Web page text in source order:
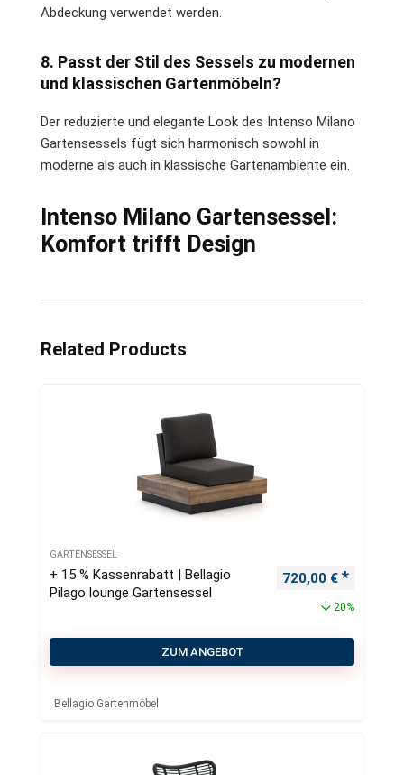
Abdeckung verwendet werden.
8. Passt der Stil des Sessels zu modernen
und klassischen Gartenmöbeln?
Der reduzierte und elegante Look des Intenso Milano
Gartensessels fügt sich harmonisch sowohl in
moderne als auch in klassische Gartenambiente ein.
Intenso Milano Gartensessel:
Komfort trifft Design
Related Products
GARTENSESSEL
+ 15 % Kassenrabatt | Bellagio
Pilago lounge Gartensessel
Ursprünglicher
720,00 €
20%
ZUM ANGEBOT
Bellagio Gartenmöbel